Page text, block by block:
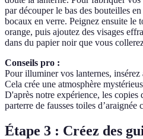
par découper le bas des bouteilles
bocaux en verre. Peignez ensuite le
orange, puis ajoutez des visages
dans du papier noir que vous
Conseils pro :
Pour illuminer vos lanternes,
Cela crée une atmosphère
D'après notre expérience, les copies
parterre de fausses toiles d’araignée
Étape 3 : Créez des